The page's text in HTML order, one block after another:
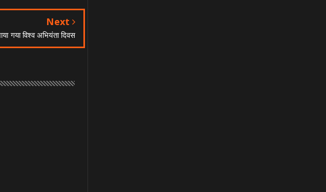
Next
गया विश्व अभियंता दिवस